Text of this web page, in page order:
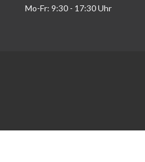
Mo-Fr: 9:30 - 17:30 Uhr